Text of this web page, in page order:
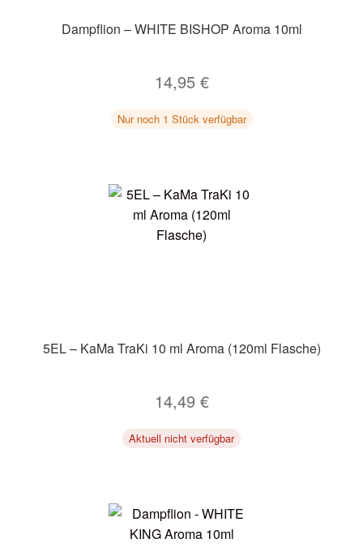
Dampflion – WHITE BISHOP Aroma 10ml
14,95 €
Nur noch 1 Stück verfügbar
5EL – KaMa TraKi 10 ml Aroma (120ml Flasche)
14,49 €
Aktuell nicht verfügbar